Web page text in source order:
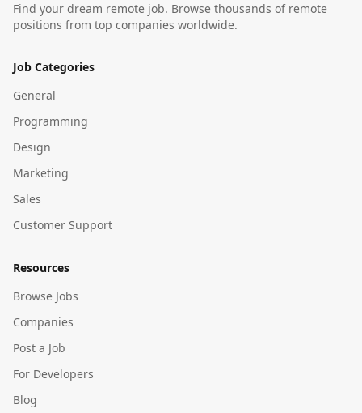
Find your dream remote job. Browse thousands of remote
positions from top companies worldwide.
Job Categories
General
Programming
Design
Marketing
Sales
Customer Support
Resources
Browse Jobs
Companies
Post a Job
For Developers
Blog